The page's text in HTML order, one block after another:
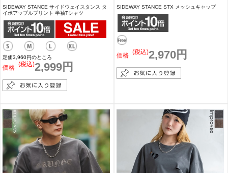
SIDEWAY STANCE サイドウェイスタンス タ
イポアップルプリント 半袖Tシャツ
定価3,960円のところ
価格 2,999円
(税込)
SIDEWAY STANCE STX メッシュキャップ
価格 2,970円
(税込)